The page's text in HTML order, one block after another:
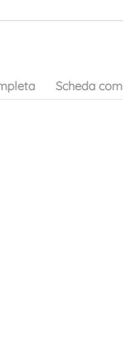
Scheda